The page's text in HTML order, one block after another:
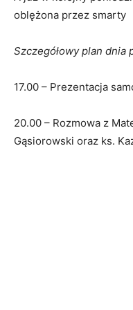
oblężona przez smarty
Szczegółowy plan dnia
17.00 – Prezentacja
20.00 – Rozmowa z
Gąsiorowski oraz ks.